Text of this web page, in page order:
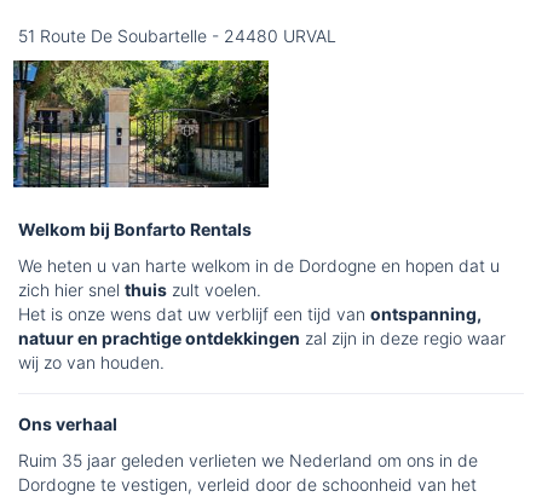
51 Route De Soubartelle - 24480 URVAL
Welkom bij Bonfarto Rentals
We heten u van harte welkom in de Dordogne en hopen dat u
zich hier snel thuis zult voelen.
Het is onze wens dat uw verblijf een tijd van ontspanning,
natuur en prachtige ontdekkingen zal zijn in deze regio waar
wij zo van houden.
Ons verhaal
Ruim 35 jaar geleden verlieten we Nederland om ons in de
Dordogne te vestigen, verleid door de schoonheid van het